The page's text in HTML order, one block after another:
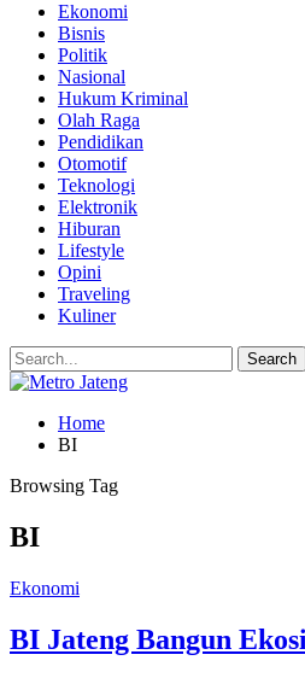
Ekonomi
Bisnis
Politik
Nasional
Hukum Kriminal
Olah Raga
Pendidikan
Otomotif
Teknologi
Elektronik
Hiburan
Lifestyle
Opini
Traveling
Kuliner
Home
BI
Browsing Tag
BI
Ekonomi
BI Jateng Bangun